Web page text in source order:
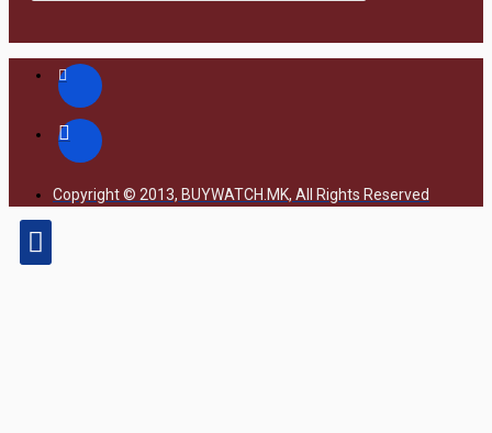
Copyright © 2013, BUYWATCH.MK, All Rights Reserved